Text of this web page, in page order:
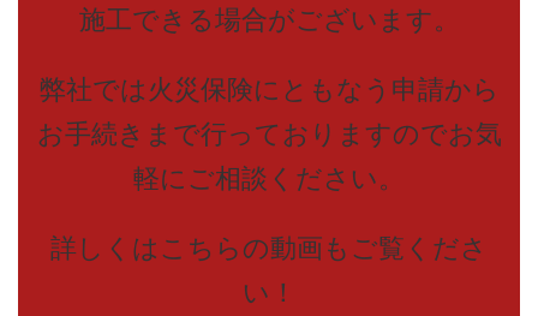
施工できる場合がございます。
弊社では火災保険にともなう申請から
お手続きまで行っておりますのでお気
軽にご相談ください。
詳しくはこちらの動画もご覧くださ
い！